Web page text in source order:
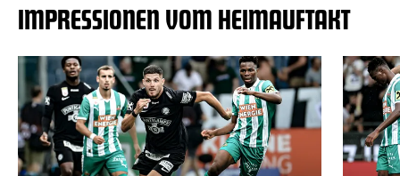
IMPRESSIONEN VOM HEIMAUFTAKT